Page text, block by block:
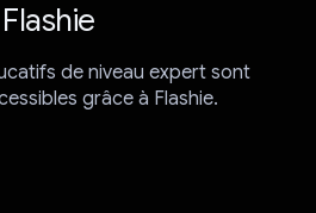
Flashie
de niveau expert sont
grâce à Flashie.